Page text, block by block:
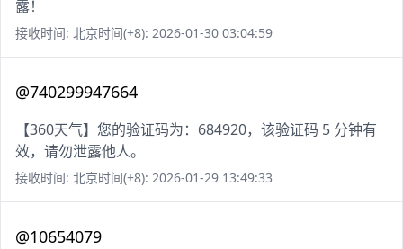
露！
接收时间: 北京时间(+8): 2026-01-30 03:04:59
@740299947664
【360天气】您的验证码为：684920，该验证码 5 分钟有
效，请勿泄露他人。
接收时间: 北京时间(+8): 2026-01-29 13:49:33
@10654079